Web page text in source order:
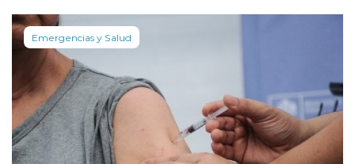
Emergencias y Salud